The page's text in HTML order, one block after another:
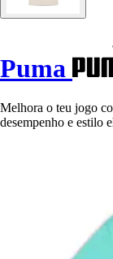
Puma
Melhora o teu jogo
desempenho e estilo